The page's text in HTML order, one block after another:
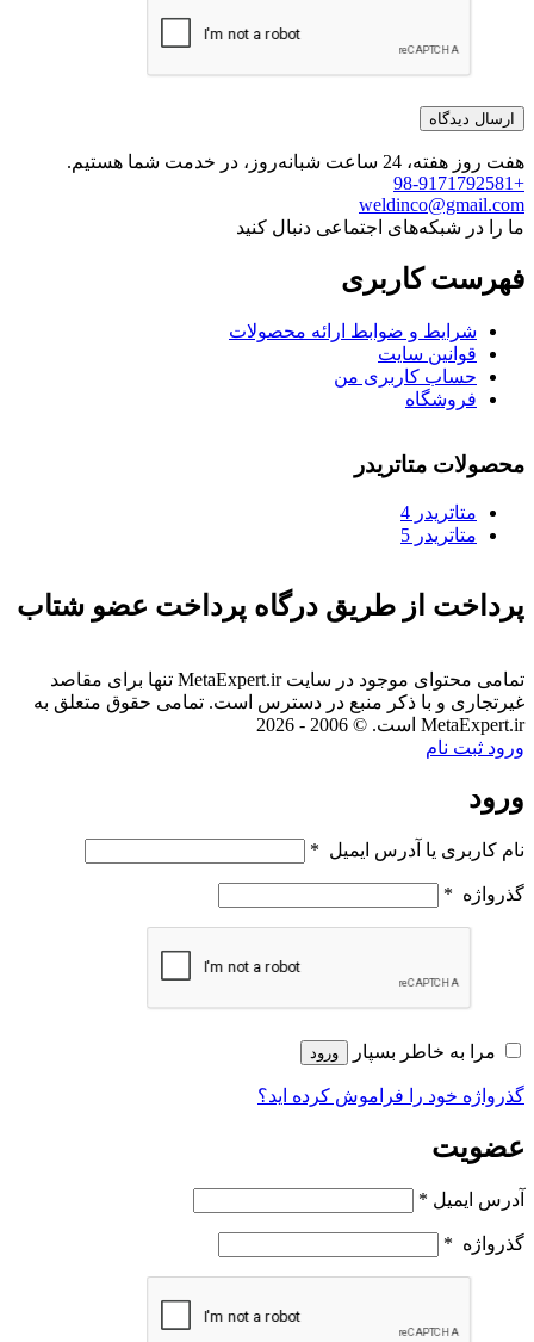
هفت روز هفته، 24 ساعت شبانه‌روز، در خدمت شما هستیم.
+98-9171792581
weldinco@gmail.com
ما را در شبکه‌های اجتماعی دنبال کنید
فهرست کاربری
شرایط و ضوابط ارائه محصولات
قوانین سایت
حساب کاربری من
فروشگاه
محصولات متاتریدر
متاتريدر 4
متاتريدر 5
پرداخت از طریق درگاه پرداخت عضو شتاب
تمامی محتوای موجود در سایت MetaExpert.ir تنها برای مقاصد
غیرتجاری و با ذکر منبع در دسترس است. تمامی حقوق متعلق به
MetaExpert.ir است. © 2006 - 2026
ورود ثبت نام
ورود
نام کاربری یا آدرس ایمیل *
گذرواژه *
مرا به خاطر بسپار ورود
گذرواژه خود را فراموش کرده اید؟
عضویت
آدرس ایمیل *
گذرواژه *